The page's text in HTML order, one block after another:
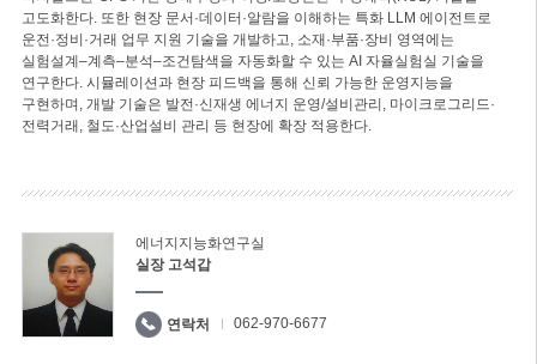
고도화한다. 또한 현장 문서·데이터·알람을 이해하는 특화 LLM 에이전트로
운전·정비·거래 업무 지원 기술을 개발하고, 소재·부품·장비 영역에는
실험설계–계측–분석–조건탐색을 자동화할 수 있는 AI 자율실험실 기술을
연구한다. 시뮬레이션과 현장 피드백을 통해 신뢰 가능한 운영지능을
구현하며, 개발 기술은 발전·신재생 에너지 운영/설비관리, 마이크로그리드·
전력거래, 철도·산업설비 관리 등 현장에 확장 적용한다.
에너지지능화연구실
실장 고석갑
연락처 062-970-6677